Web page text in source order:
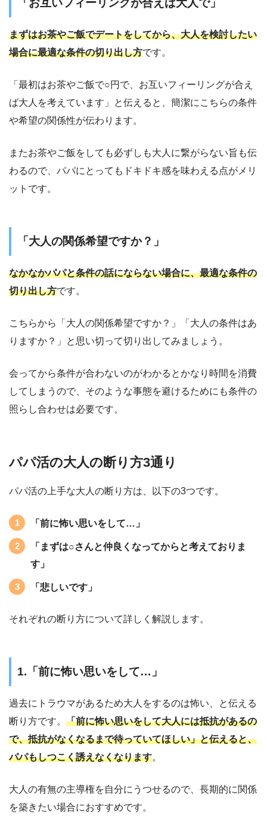
「お互いフィーリングが合えば大人で」
まずはお茶やご飯でデートをしてから、大人を検討したい
場合に最適な条件の切り出し方です。
「最初はお茶やご飯で○円で、お互いフィーリングが合え
ば大人を考えています」と伝えると、簡潔にこちらの条件
や希望の関係性が伝わります。
またお茶やご飯をしても必ずしも大人に繋がらない旨も伝
わるので、パパにとってもドキドキ感を味わえる点がメリ
ットです。
「大人の関係希望ですか？」
なかなかパパと条件の話にならない場合に、最適な条件の
切り出し方です。
こちらから「大人の関係希望ですか？」「大人の条件はあ
りますか？」と思い切って切り出してみましょう。
会ってから条件が合わないのがわかるとかなり時間を消費
してしまうので、そのような事態を避けるためにも条件の
照らし合わせは必要です。
パパ活の大人の断り方3通り
パパ活の上手な大人の断り方は、以下の3つです。
「前に怖い思いをして…」
「まずは○さんと仲良くなってからと考えておりま
す」
「悲しいです」
それぞれの断り方について詳しく解説します。
1.「前に怖い思いをして…」
過去にトラウマがあるため大人をするのは怖い、と伝える
断り方です。 「前に怖い思いをして大人には抵抗があるの
で、抵抗がなくなるまで待っていてほしい」と伝えると、
パパもしつこく誘えなくなります。
大人の有無の主導権を自分にうつせるので、長期的に関係
を築きたい場合におすすめです。